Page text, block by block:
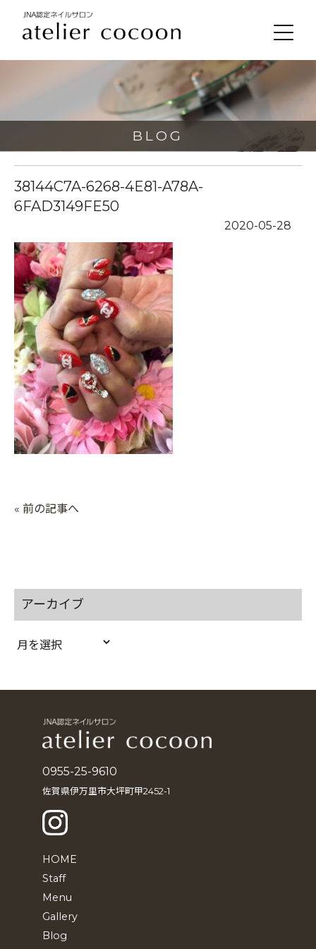
BLOG
38144C7A-6268-4E81-A78A-
6FAD3149FE50
2020-05-28
« 前の記事へ
アーカイブ
ア
0955-25-9610
佐賀県伊万里市大坪町甲2452-1
HOME
Staff
Menu
Gallery
Blog